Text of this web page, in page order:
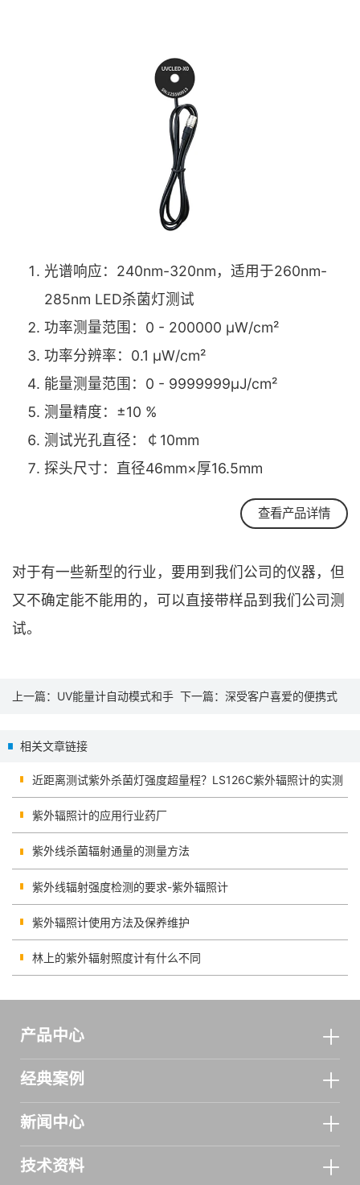
光谱响应：240nm-320nm，适用于260nm-
285nm LED杀菌灯测试
功率测量范围：0 - 200000 μW/cm²
功率分辨率：0.1 μW/cm²
能量测量范围：0 - 9999999μJ/cm²
测量精度：±10 %
测试光孔直径：￠10mm
探头尺寸：直径46mm×厚16.5mm
查看产品详情
对于有一些新型的行业，要用到我们公司的仪器，但
又不确定能不能用的，可以直接带样品到我们公司测
试。
上一篇： UV能量计自动模式和手 下一篇： 深受客户喜爱的便携式
相关文章链接
近距离测试紫外杀菌灯强度超量程？LS126C紫外辐照计的实测
紫外辐照计的应用行业药厂
紫外线杀菌辐射通量的测量方法
紫外线辐射强度检测的要求-紫外辐照计
紫外辐照计使用方法及保养维护
林上的紫外辐射照度计有什么不同
产品中心
经典案例
新闻中心
技术资料